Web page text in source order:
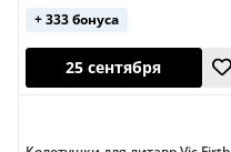
+ 333 бонуса